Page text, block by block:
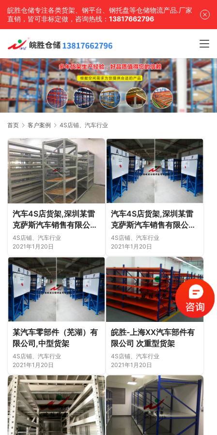
皖胜仓储专注各类货架、钢平台、钢托盘等仓储物流产品.厂家
直销，皆可非标定做，咨询热线： 13817662796
首页 客户案例 4S店铺、汽车行业
汽车4S店货架,深圳某雷
克萨斯汽车销售有限公司
—皖胜仓储
4S店铺、汽车行业
2021年1月20日
汽车4S店货架,深圳某雷
克萨斯汽车销售有限公司
—皖胜仓储
4S店铺、汽车行业
2021年1月20日
某汽车零部件（芜湖）有
限公司,中型货架
4S店铺、汽车行业
2021年1月20日
皖胜-上海XX汽车部件有
限公司 次重型货架
4S店铺、汽车行业
2021年1月20日